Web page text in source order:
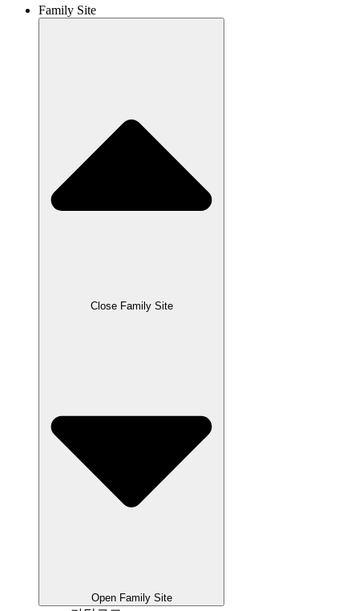
Family Site
Close Family Site
Open Family Site